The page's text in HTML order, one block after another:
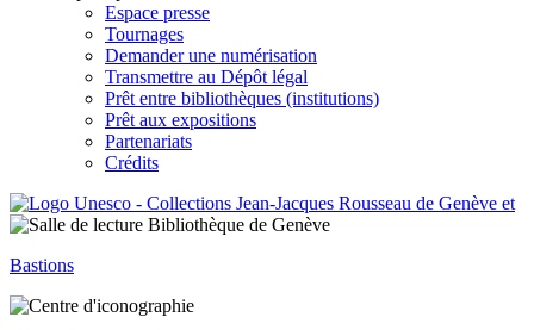
Espace presse
Tournages
Demander une numérisation
Transmettre au Dépôt légal
Prêt entre bibliothèques (institutions)
Prêt aux expositions
Partenariats
Crédits
Bastions